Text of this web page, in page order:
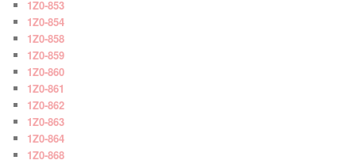
1Z0-853
1Z0-854
1Z0-858
1Z0-859
1Z0-860
1Z0-861
1Z0-862
1Z0-863
1Z0-864
1Z0-868